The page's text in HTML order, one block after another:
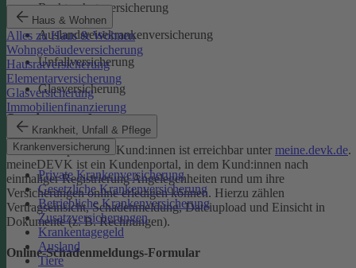
Haus & Wohnen
Alles zu Haus & Wohnen
Wohngebäudeversicherung
Hausratversicherung
Elementarversicherung
Glasversicherung
Immobilienfinanzierung
Krankheit, Unfall & Pflege
Krankenversicherung
Private Krankenversicherung
Gesetzliche Krankenversicherung
Betriebliche Krankenversicherung
Zusatzversicherungen
Krankentagegeld
Ausland
Tiere
Rechtsschutzversicherung
Auslandsreisekrankenversicherung
Unfallversicherung
Glasversicherung
Serviceportal
Das Serviceportal für Kund:innen ist erreichbar unter meine.devk.de.
meineDEVK ist ein Kundenportal, in dem Kund:innen nach
einmaliger Registrierung Angelegenheiten rund um ihre
Versicherungen online erledigen können. Hierzu zählen
Vertragseinsicht, Schadenmeldung, Dateiupload und Einsicht in
Dokumente (z. B. Rechnungen).
Online-Schadenmeldungs-Formular